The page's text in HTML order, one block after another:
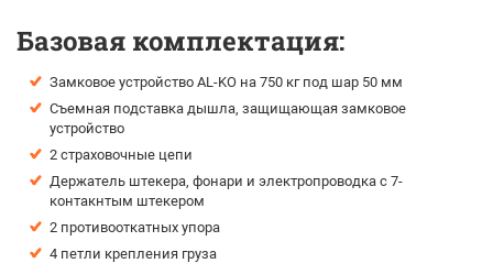
Базовая комплектация:
Замковое устройство AL-KO на 750 кг под шар 50 мм
Съемная подставка дышла, защищающая замковое
устройство
2 страховочные цепи
Держатель штекера, фонари и электропроводка с 7-
контакнтым штекером
2 противооткатных упора
4 петли крепления груза